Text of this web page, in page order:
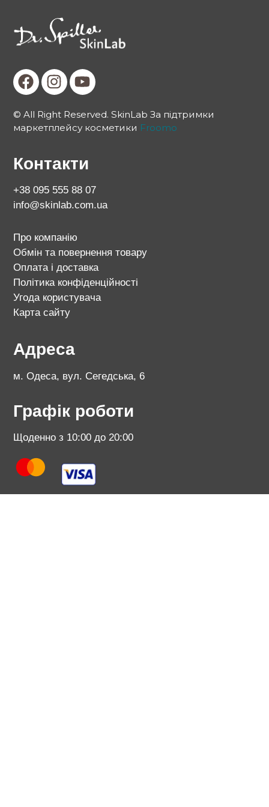
© All Right Reserved. SkinLab За підтримки
маркетплейсу косметики Froomo
Контакти
+38 095 555 88 07
info@skinlab.com.ua
Про компанію
Обмін та повернення товару
Оплата і доставка
Політика конфіденційності
Угода користувача
Карта сайту
Адреса
м. Одеса, вул. Сегедська, 6
Графік роботи
Щоденно з 10:00 до 20:00